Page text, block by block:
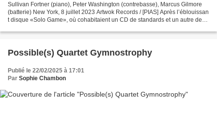
Sullivan Fortner (piano), Peter Washington (contrebasse), Marcus Gilmore
(batterie) New York, 8 juillet 2023 Artwok Records / [PIAS] Après l’éblouissan
t disque «Solo Game», où cohabitaient un CD de standards et un autre de
Possible(s) Quartet Gymnostrophy
Publié le 22/02/2025 à 17:01
Par Sophie Chambon